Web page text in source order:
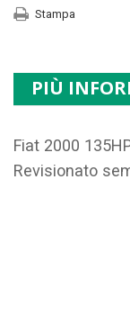
Stampa
PIÙ
Fiat 2000
Revisionato